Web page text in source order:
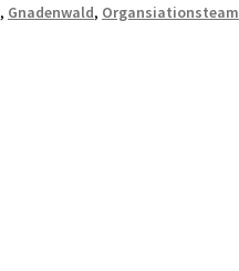
, Gnadenwald, Organsiationsteam